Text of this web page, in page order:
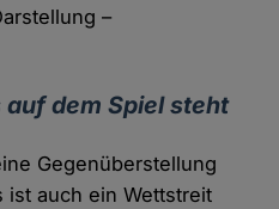
–
auf dem Spiel steht
Gegenüberstellung
ist auch ein Wettstreit